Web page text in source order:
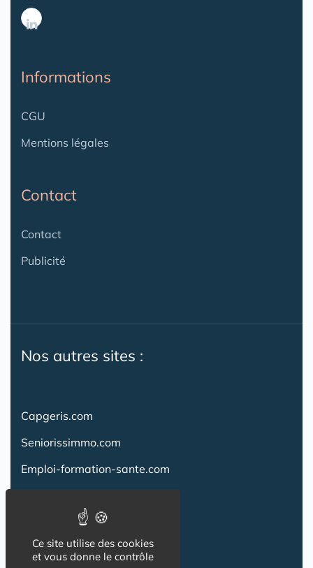
Informations
CGU
Mentions légales
Contact
Contact
Publicité
Nos autres sites :
Capgeris.com
Seniorissimmo.com
Emploi-formation-sante.com
Creche-et-naissance.com
Co-Living & Co-Working
Ce site utilise des cookies
et vous donne le contrôle